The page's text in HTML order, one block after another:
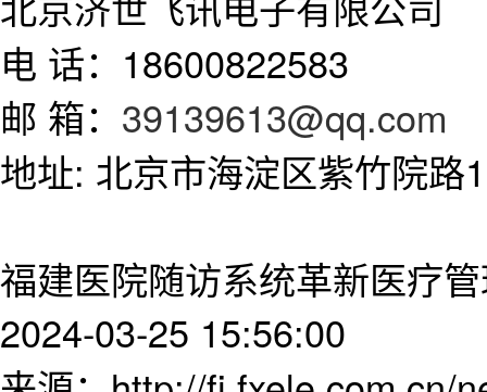
电 话：18600822583
邮 箱： 39139613@qq.com
地址: 北京市海淀区紫竹院路
福建医院随访系统革新医疗
2024-03-25 15:56:00